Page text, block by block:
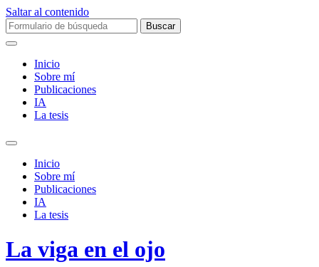
Saltar al contenido
Buscar:
Inicio
Sobre mí­
Publicaciones
IA
La tesis
Alternar
campo
búsqueda
Inicio
Sobre mí­
Publicaciones
IA
La tesis
La viga en el ojo